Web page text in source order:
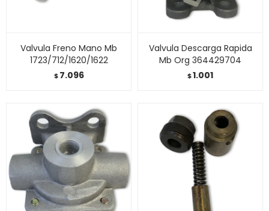
Valvula Freno Mano Mb
1723/712/1620/1622
$ 7.096
Valvula Descarga Rapida
Mb Org 364429704
$1.001